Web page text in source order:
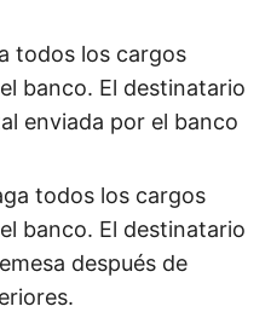
todos los cargos
banco. El destinatario
enviada por el banco
todos los cargos
banco. El destinatario
después de